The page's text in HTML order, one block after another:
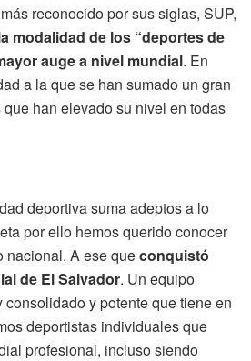
reconocido por sus siglas, SUP,
modalidad de los “deportes de
auge a nivel mundial. En
a la que se han sumado un gran
han elevado su nivel en todas
deportiva suma adeptos a lo
por ello hemos querido conocer
nacional. A ese queconquistó
de El Salvador. Un equipo
y potente que tiene en
deportistas individuales que
profesional, incluso siendo